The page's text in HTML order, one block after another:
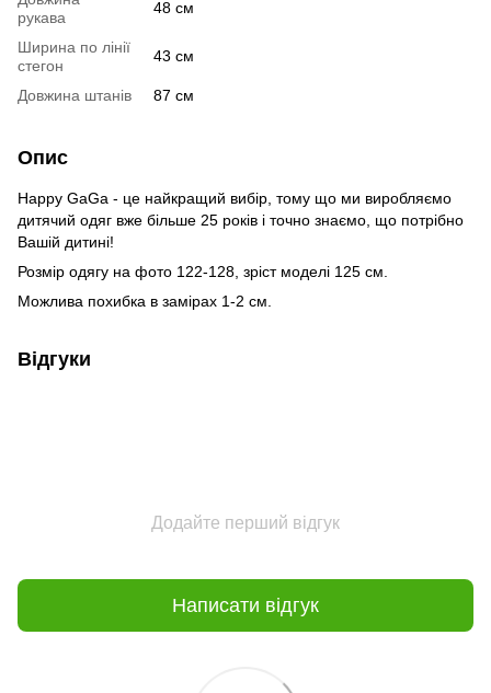
рукава
48 см
Ширина по лінії
стегон
43 см
Довжина штанів 87 см
Опис
Happy GaGa - це найкращий вибір, тому що ми виробляємо
дитячий одяг вже більше 25 років і точно знаємо, що потрібно
Вашій дитині!
Розмір одягу на фото 122-128, зріст моделі 125 см.
Можлива похибка в замірах 1-2 см.
Відгуки
Додайте перший відгук
Написати відгук